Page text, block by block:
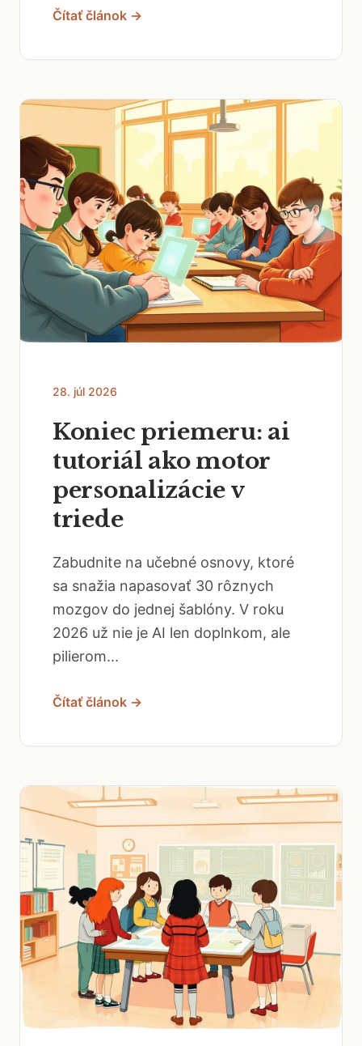
Čítať článok →
28. júl 2026
Koniec priemeru: ai
tutoriál ako motor
personalizácie v
triede
Zabudnite na učebné osnovy, ktoré
sa snažia napasovať 30 rôznych
mozgov do jednej šablóny. V roku
2026 už nie je AI len doplnkom, ale
pilierom...
Čítať článok →